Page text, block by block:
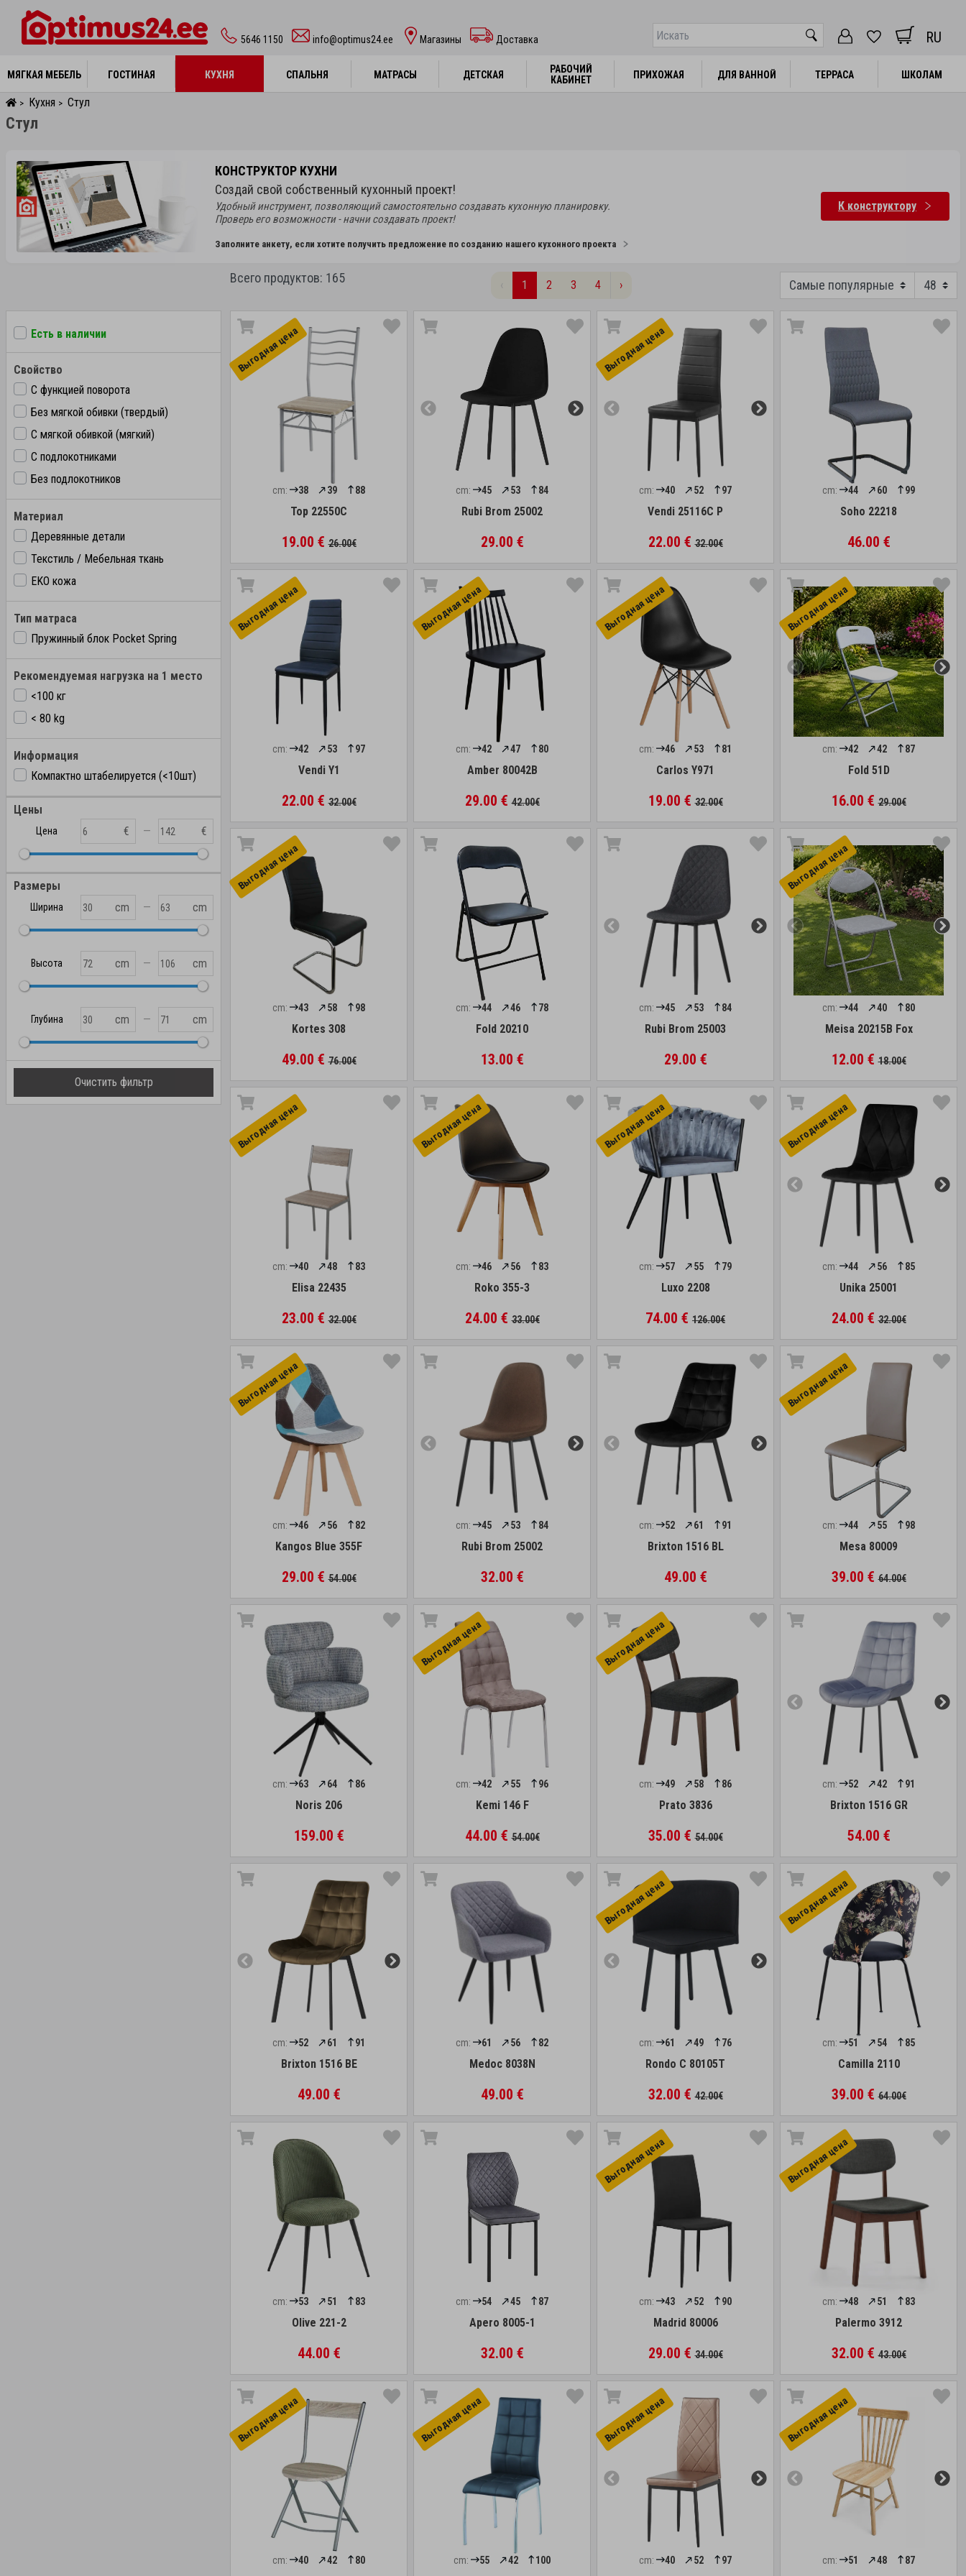
5646 1150 info@optimus24.ee Магазины Доставка RU
МЯГКАЯ МЕБЕЛЬ ГОСТИНАЯ КУХНЯ СПАЛЬНЯ МАТРАСЫ ДЕТСКАЯ
РАБОЧИЙ
КАБИНЕТ
ПРИХОЖАЯ ДЛЯ ВАННОЙ ТЕРРАСА ШКОЛАМ
МЯГКАЯ МЕБЕЛЬ ГОСТИНАЯ КУХНЯ СПАЛЬНЯ МАТРАСЫ ДЕТСКАЯ
РАБОЧИЙ
КАБИНЕТ
ПРИХОЖАЯ ДЛЯ ВАННОЙ ТЕРРАСА ШКОЛАМ
> Кухня > Стул
Стул
КОНСТРУКТОР КУХНИ
Создай свой собственный кухонный проект!
Удобный инструмент, позволяющий самостоятельно создавать кухонную планировку.
Проверь его возможности - начни создавать проект!
К конструктору
Заполните анкету, если хотите получить предложение по созданию нашего кухонного проекта
Есть в наличии
Свойство
С функцией поворота
Без мягкой обивки (твердый)
С мягкой обивкой (мягкий)
С подлокотниками
Без подлокотников
Материал
Деревянные детали
Текстиль / Мебельная ткань
EKO кожа
Тип матраса
Пружинный блок Pocket Spring
Рекомендуемая нагрузка на 1 место
<100 кг
< 80 kg
Информация
Компактно штабелируется (<10шт)
Цены
Цена € — €
Размеры
Ширина cm — cm
Высота cm — cm
Глубина cm — cm
Очистить фильтр
Всего продуктов: 165 ‹ 1 2 3 4 ›
Выгоднaя цена
cm: 38 39 88
Top 22550C
19.00 €26.00€
cm: 45 53 84
Rubi Brom 25002
29.00 €
Выгоднaя цена
cm: 40 52 97
Vendi 25116C P
22.00 €32.00€
cm: 44 60 99
Soho 22218
46.00 €
Выгоднaя цена
cm: 42 53 97
Vendi Y1
22.00 €32.00€
Выгоднaя цена
cm: 42 47 80
Amber 80042B
29.00 €42.00€
Выгоднaя цена
cm: 46 53 81
Carlos Y971
19.00 €32.00€
Выгоднaя цена
cm: 42 42 87
Fold 51D
16.00 €29.00€
Выгоднaя цена
cm: 43 58 98
Kortes 308
49.00 €76.00€
cm: 44 46 78
Fold 20210
13.00 €
cm: 45 53 84
Rubi Brom 25003
29.00 €
Выгоднaя цена
cm: 44 40 80
Meisa 20215B Fox
12.00 €18.00€
Выгоднaя цена
cm: 40 48 83
Elisa 22435
23.00 €32.00€
Выгоднaя цена
cm: 46 56 83
Roko 355-3
24.00 €33.00€
Выгоднaя цена
cm: 57 55 79
Luxo 2208
74.00 € 126.00€
Выгоднaя цена
cm: 44 56 85
Unika 25001
24.00 €32.00€
Выгоднaя цена
cm: 46 56 82
Kangos Blue 355F
29.00 €54.00€
cm: 45 53 84
Rubi Brom 25002
32.00 €
cm: 52 61 91
Brixton 1516 BL
49.00 €
Выгоднaя цена
cm: 44 55 98
Mesa 80009
39.00 €64.00€
cm: 63 64 86
Noris 206
159.00 €
Выгоднaя цена
cm: 42 55 96
Kemi 146 F
44.00 €54.00€
Выгоднaя цена
cm: 49 58 86
Prato 3836
35.00 €54.00€
cm: 52 42 91
Brixton 1516 GR
54.00 €
cm: 52 61 91
Brixton 1516 BE
49.00 €
cm: 61 56 82
Medoc 8038N
49.00 €
Выгоднaя цена
cm: 61 49 76
Rondo C 80105T
32.00 €42.00€
Выгоднaя цена
cm: 51 54 85
Camilla 2110
39.00 €64.00€
cm: 53 51 83
Olive 221-2
44.00 €
cm: 54 45 87
Apero 8005-1
32.00 €
Выгоднaя цена
cm: 43 52 90
Madrid 80006
29.00 €34.00€
Выгоднaя цена
cm: 48 51 83
Palermo 3912
32.00 €43.00€
Выгоднaя цена
cm: 40 42 80
Выгоднaя цена
cm: 55 42 100
Выгоднaя цена
cm: 40 52 97
Выгоднaя цена
cm: 51 48 87